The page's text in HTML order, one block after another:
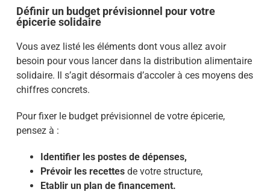
Définir un budget prévisionnel pour votre
épicerie solidaire
Vous avez listé les éléments dont vous allez avoir
besoin pour vous lancer dans la distribution alimentaire
solidaire. Il s’agit désormais d’accoler à ces moyens des
chiffres concrets.
Pour fixer le budget prévisionnel de votre épicerie,
pensez à :
Identifier les postes de dépenses,
Prévoir les recettes de votre structure,
Etablir un plan de financement.